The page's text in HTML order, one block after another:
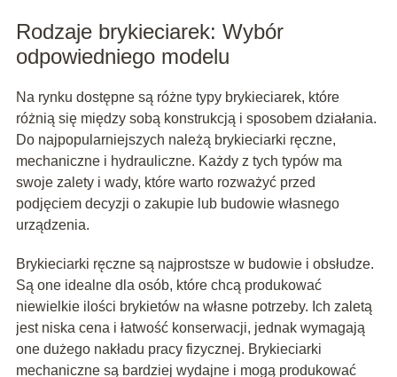
Rodzaje brykieciarek: Wybór
odpowiedniego modelu
Na rynku dostępne są różne typy brykieciarek, które
różnią się między sobą konstrukcją i sposobem działania.
Do najpopularniejszych należą brykieciarki ręczne,
mechaniczne i hydrauliczne. Każdy z tych typów ma
swoje zalety i wady, które warto rozważyć przed
podjęciem decyzji o zakupie lub budowie własnego
urządzenia.
Brykieciarki ręczne są najprostsze w budowie i obsłudze.
Są one idealne dla osób, które chcą produkować
niewielkie ilości brykietów na własne potrzeby. Ich zaletą
jest niska cena i łatwość konserwacji, jednak wymagają
one dużego nakładu pracy fizycznej. Brykieciarki
mechaniczne są bardziej wydajne i mogą produkować